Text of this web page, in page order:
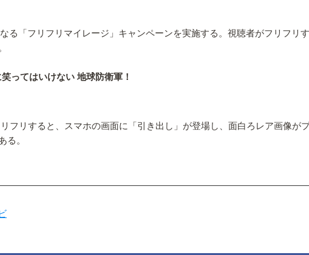
「フリフリマイレージ」キャンペーンを実施する。視聴者がフリフリ
ってはいけない 地球防衛軍！
フリすると、スマホの画面に「引き出し」が登場し、面白ろレア画像が
る。